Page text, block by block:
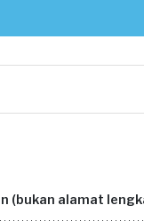
(bukan alamat